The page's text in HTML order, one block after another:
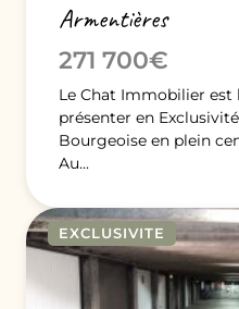
Armentières
271 700€
Le Chat Immobilier est
présenter en
Bourgeoise en plein
Au...
EXCLUSIVITE